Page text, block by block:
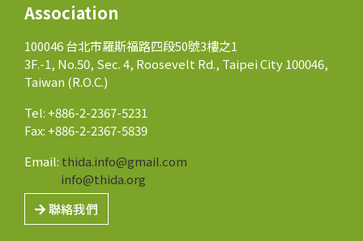
Association
100046 台北市羅斯福路四段50號3樓之1
3F.-1, No.50, Sec. 4, Roosevelt Rd., Taipei City 100046,
Taiwan (R.O.C.)
Tel: +886-2-2367-5231
Fax: +886-2-2367-5839
Email: thida.info@gmail.com
info@thida.org
聯絡我們